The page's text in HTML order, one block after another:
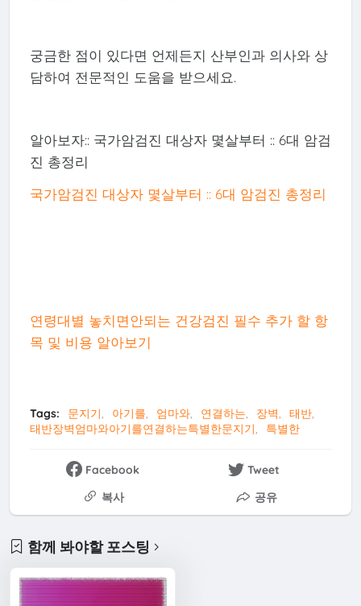
궁금한 점이 있다면 언제든지 산부인과 의사와 상
담하여 전문적인 도움을 받으세요.
알아보자:: 국가암검진 대상자 몇살부터 :: 6대 암검
진 총정리
국가암검진 대상자 몇살부터 :: 6대 암검진 총정리
연령대별 놓치면안되는 건강검진 필수 추가 할 항
목 및 비용 알아보기
Tags: 문지기 아기를 엄마와 연결하는 장벽
태반
태반장벽엄마와아기를연결하는특별한문지기
특별한
Facebook
Tweet
복사
공유
함께 봐야할 포스팅